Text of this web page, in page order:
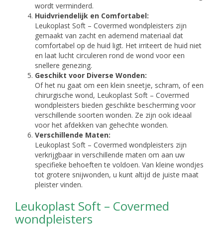
wordt verminderd.
Huidvriendelijk en Comfortabel:
Leukoplast Soft – Covermed wondpleisters zijn
gemaakt van zacht en ademend materiaal dat
comfortabel op de huid ligt. Het irriteert de huid niet
en laat lucht circuleren rond de wond voor een
snellere genezing.
Geschikt voor Diverse Wonden:
Of het nu gaat om een klein sneetje, schram, of een
chirurgische wond, Leukoplast Soft – Covermed
wondpleisters bieden geschikte bescherming voor
verschillende soorten wonden. Ze zijn ook ideaal
voor het afdekken van gehechte wonden.
Verschillende Maten:
Leukoplast Soft – Covermed wondpleisters zijn
verkrijgbaar in verschillende maten om aan uw
specifieke behoeften te voldoen. Van kleine wondjes
tot grotere snijwonden, u kunt altijd de juiste maat
pleister vinden.
Leukoplast Soft – Covermed
wondpleisters